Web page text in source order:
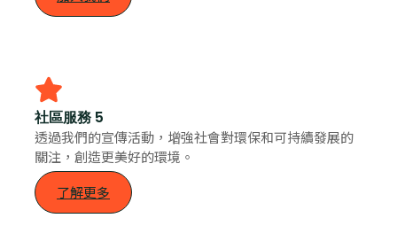
社區服務 5
透過我們的宣傳活動，增強社會對環保和可持續發展的
關注，創造更美好的環境。
了解更多